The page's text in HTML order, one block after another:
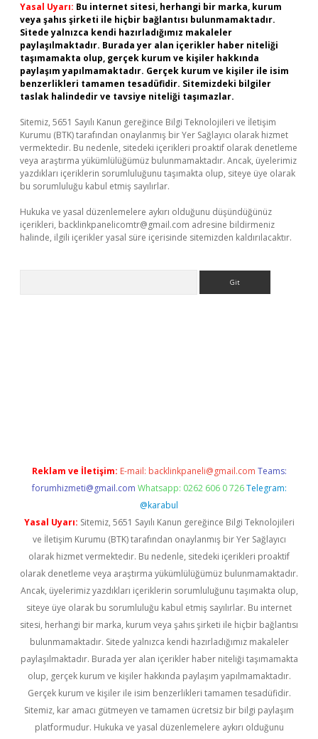
Yasal Uyarı: Bu internet sitesi, herhangi bir marka, kurum
veya şahıs şirketi ile hiçbir bağlantısı bulunmamaktadır.
Sitede yalnızca kendi hazırladığımız makaleler
paylaşılmaktadır. Burada yer alan içerikler haber niteliği
taşımamakta olup, gerçek kurum ve kişiler hakkında
paylaşım yapılmamaktadır. Gerçek kurum ve kişiler ile isim
benzerlikleri tamamen tesadüfidir. Sitemizdeki bilgiler
taslak halindedir ve tavsiye niteliği taşımazlar.
Sitemiz, 5651 Sayılı Kanun gereğince Bilgi Teknolojileri ve İletişim
Kurumu (BTK) tarafından onaylanmış bir Yer Sağlayıcı olarak hizmet
vermektedir. Bu nedenle, sitedeki içerikleri proaktif olarak denetleme
veya araştırma yükümlülüğümüz bulunmamaktadır. Ancak, üyelerimiz
yazdıkları içeriklerin sorumluluğunu taşımakta olup, siteye üye olarak
bu sorumluluğu kabul etmiş sayılırlar.
Hukuka ve yasal düzenlemelere aykırı olduğunu düşündüğünüz
içerikleri, backlinkpanelicomtr@gmail.com adresine bildirmeniz
halinde, ilgili içerikler yasal süre içerisinde sitemizden kaldırılacaktır.
Reklam ve İletişim: E-mail: backlinkpaneli@gmail.com Teams:
forumhizmeti@gmail.com Whatsapp: 0262 606 0 726 Telegram:
@karabul
Yasal Uyarı: Sitemiz, 5651 Sayılı Kanun gereğince Bilgi Teknolojileri
ve İletişim Kurumu (BTK) tarafından onaylanmış bir Yer Sağlayıcı
olarak hizmet vermektedir. Bu nedenle, sitedeki içerikleri proaktif
olarak denetleme veya araştırma yükümlülüğümüz bulunmamaktadır.
Ancak, üyelerimiz yazdıkları içeriklerin sorumluluğunu taşımakta olup,
siteye üye olarak bu sorumluluğu kabul etmiş sayılırlar. Bu internet
sitesi, herhangi bir marka, kurum veya şahıs şirketi ile hiçbir bağlantısı
bulunmamaktadır. Sitede yalnızca kendi hazırladığımız makaleler
paylaşılmaktadır. Burada yer alan içerikler haber niteliği taşımamakta
olup, gerçek kurum ve kişiler hakkında paylaşım yapılmamaktadır.
Gerçek kurum ve kişiler ile isim benzerlikleri tamamen tesadüfidir.
Sitemiz, kar amacı gütmeyen ve tamamen ücretsiz bir bilgi paylaşım
platformudur. Hukuka ve yasal düzenlemelere aykırı olduğunu